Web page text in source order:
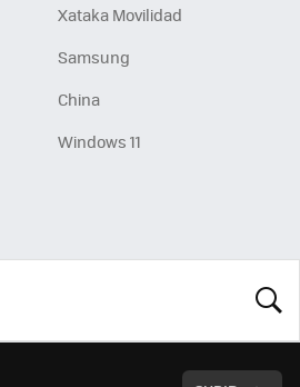
Xataka Movilidad
Samsung
China
Windows 11